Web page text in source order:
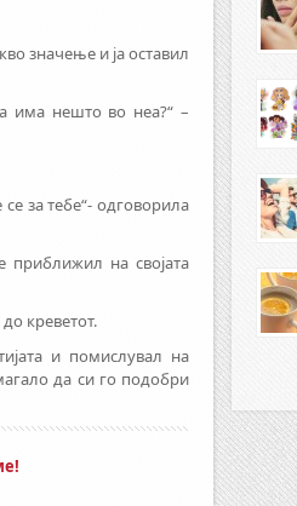
значење и ја оставил
има нешто во неа?“ –
за тебе“- одговорила
приближил на својата
креветот.
и помислувал на
да си го подобри